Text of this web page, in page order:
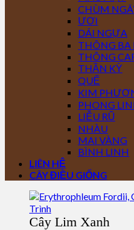
CHÙM
ƯƠI
DÁI NGỰA
THÔNG BA
THÔNG
THẦN KỲ
QUẾ
KIM
PHONG
LIỄU RŨ
NHÀU
MAI VÀNG
BÌNH LINH
LIÊN HỆ
CÂY ĐIỀU GIỐNG
Cây Lim Xanh